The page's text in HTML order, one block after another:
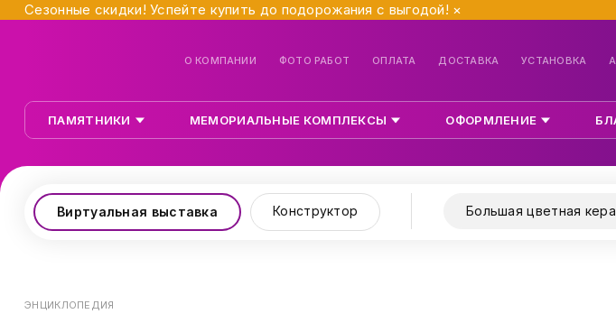
Сезонные скидки! Успейте купить до подорожания с выгодой! ×
О КОМПАНИИ ФОТО РАБОТ ОПЛАТА ДОСТАВКА УСТАНОВКА
ПАМЯТНИКИ МЕМОРИАЛЬНЫЕ КОМПЛЕКСЫ ОФОРМЛЕНИЕ
Виртуальная выставка Конструктор Большая цветная
ЭНЦИКЛОПЕДИЯ